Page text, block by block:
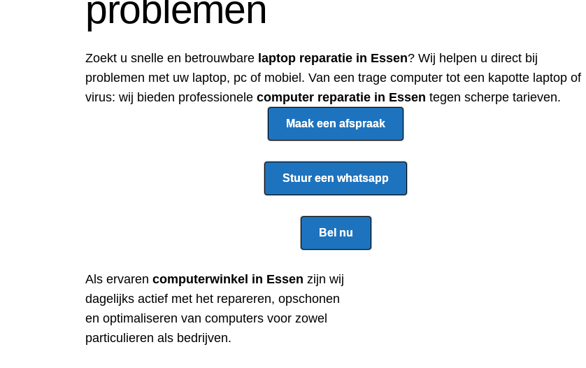
Zoekt u snelle en betrouwbare laptop reparatie in Essen? Wij helpen u direct bij
problemen met uw laptop, pc of mobiel. Van een trage computer tot een kapotte laptop of
virus: wij bieden professionele computer reparatie in Essen tegen scherpe tarieven.
Maak een afspraak
Stuur een whatsapp
Bel nu
Als ervaren computerwinkel in Essen zijn wij
dagelijks actief met het repareren, opschonen
en optimaliseren van computers voor zowel
particulieren als bedrijven.